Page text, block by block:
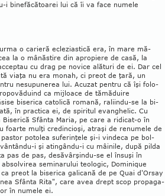
i binefăcătoarei lui că îi va fa­ce numele
o ca­rie­­ră ecleziastică era, în mare mă­
la o mâ­năstire din apro­piere de casă, la
cu drag pe novice alături de ei. Dar cel
viaţa nu era monah, ci pre­ot de ţară, un
nesu­pu­nerea lui. Acuzat pen­tru că îşi fo­lo­
ca mij­loa­ce de tămă­duire
biserica cato­lică ro­mană, ra­li­indu-se la bi­
în prac­tica ei, de spiritul evan­ghelic. Cu
Sfânta Ma­ria, pe care a ridicat-o în
foar­te mulţi credin­cioşi, atraşi de re­nu­me­le de
potolea su­fe­rinţele şi-i vin­deca pe bol­
i şi atingându-i cu mâinile, după pilda
pas de pas, de­săvâr­şindu-se el în­suşi în
se­mi­na­rului teo­logic, Dominique
preot la bi­­serica ga­licană de pe Quai d'Orsay
Sfân­ta Rita", care avea drept scop propa­ga­
în numele ei.